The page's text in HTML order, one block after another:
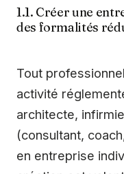
1.1. Créer une
des formalités
Tout
activité
architecte,
(consultant,
en entreprise